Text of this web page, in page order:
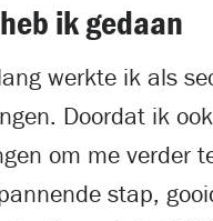
ik gedaan
werkte ik als
Doordat ik
om me verder
stap,